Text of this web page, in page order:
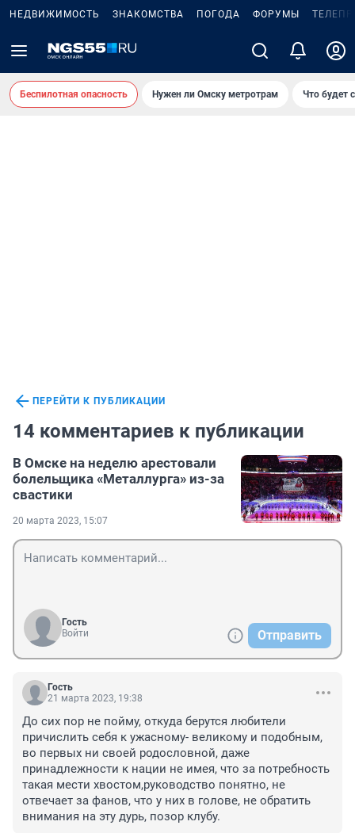
НЕДВИЖИМОСТЬ ЗНАКОМСТВА ПОГОДА ФОРУМЫ
Беспилотная опасность Нужен ли Омску метротрам Что будет
ПЕРЕЙТИ К ПУБЛИКАЦИИ
14 комментариев к публикации
В Омске на неделю арестовали
болельщика «Металлурга» из-за
свастики
20 марта 2023, 15:07
Гость
Войти
Отправить
Гость
21 марта 2023, 19:38
До сих пор не пойму, откуда берутся любители
причислить себя к ужасному- великому и подобным,
во первых ни своей родословной, даже
принадлежности к нации не имея, что за потребность
такая мести хвостом,руководство понятно, не
отвечает за фанов, что у них в голове, не обратить
внимания на эту дурь, позор клубу.